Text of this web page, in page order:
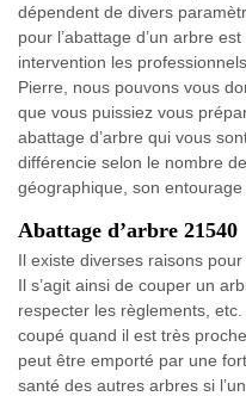
dépendent de divers
pour l’abattage d’un arbre
intervention les
Pierre, nous pouvons vous
que vous puissiez vous
abattage d’arbre qui vous
différencie selon le nombre
géographique, son
Abattage d’arbre 21540
Il existe diverses raisons
Il s’agit ainsi de couper un
respecter les règlements, etc.
coupé quand il est très
peut être emporté par une
santé des autres arbres si